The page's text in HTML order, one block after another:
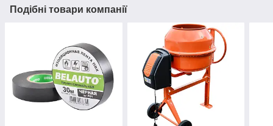
Подібні товари компанії